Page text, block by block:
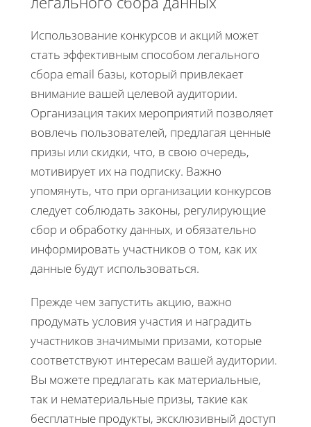
Использование конкурсов и акций может
стать эффективным способом легального
сбора email базы, который привлекает
внимание вашей целевой аудитории.
Организация таких мероприятий позволяет
вовлечь пользователей, предлагая ценные
призы или скидки, что, в свою очередь,
мотивирует их на подписку. Важно
упомянуть, что при организации конкурсов
следует соблюдать законы, регулирующие
сбор и обработку данных, и обязательно
информировать участников о том, как их
данные будут использоваться.
Прежде чем запустить акцию, важно
продумать условия участия и наградить
участников значимыми призами, которые
соответствуют интересам вашей аудитории.
Вы можете предлагать как материальные,
так и нематериальные призы, такие как
бесплатные продукты, эксклюзивный доступ